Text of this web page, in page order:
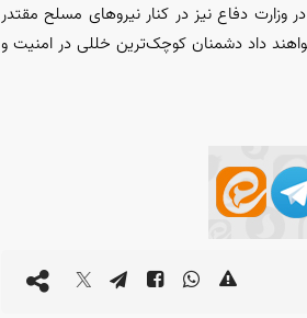
دفاع نیز در کنار نیروهای مسلح مقتدر
داد دشمنان کوچک‌ترین خللی در امنیت و